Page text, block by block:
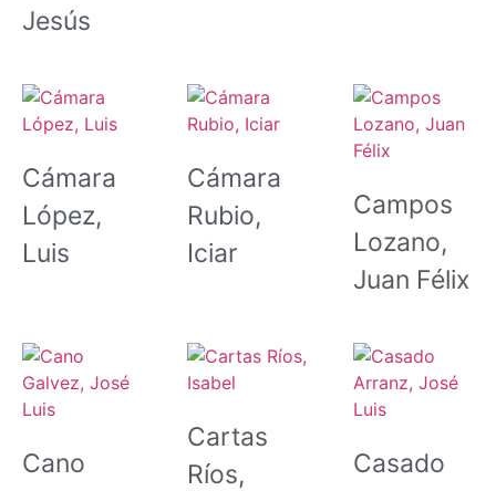
Jesús
Cámara
López,
Luis
Cámara
Rubio,
Iciar
Campos
Lozano,
Juan Félix
Cano
Cartas
Ríos,
Casado